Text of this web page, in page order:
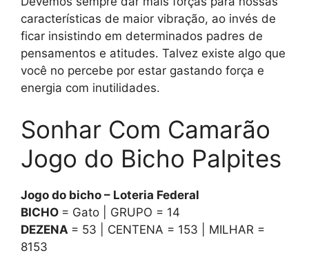
características de maior vibração, ao invés de
ficar insistindo em determinados padres de
pensamentos e atitudes. Talvez existe algo que
você no percebe por estar gastando força e
energia com inutilidades.
Sonhar Com Camarão
Jogo do Bicho Palpites
Jogo do bicho – Loteria Federal
BICHO = Gato | GRUPO = 14
DEZENA = 53 | CENTENA = 153 | MILHAR =
8153